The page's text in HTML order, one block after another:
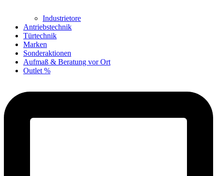
Industrietore
Antriebstechnik
Türtechnik
Marken
Sonderaktionen
Aufmaß & Beratung vor Ort
Outlet %